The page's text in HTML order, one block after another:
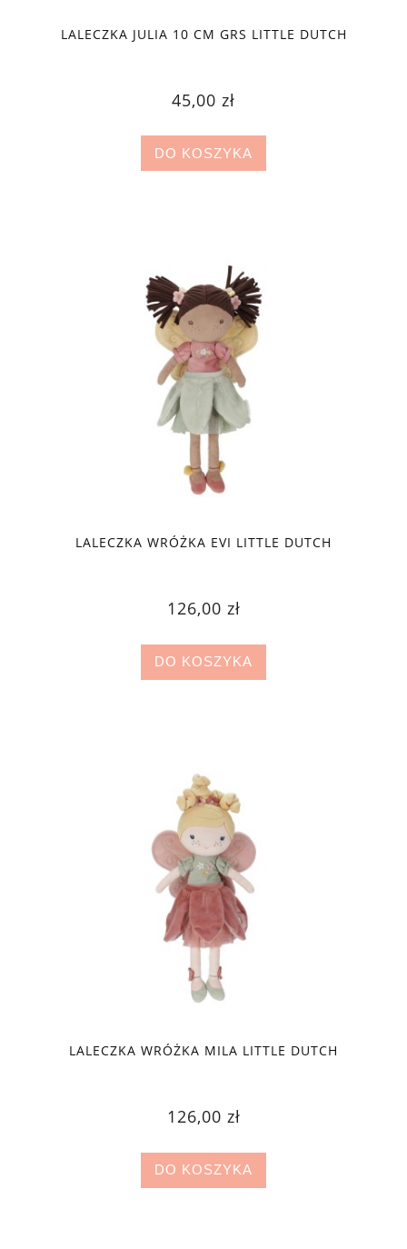
LALECZKA JULIA 10 CM GRS LITTLE DUTCH
45,00 zł
DO KOSZYKA
LALECZKA WRÓŻKA EVI LITTLE DUTCH
126,00 zł
DO KOSZYKA
LALECZKA WRÓŻKA MILA LITTLE DUTCH
126,00 zł
DO KOSZYKA